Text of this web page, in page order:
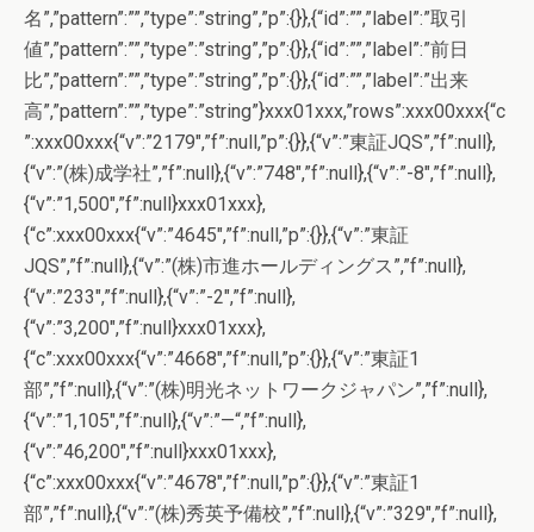
名”,”pattern”:””,”type”:”string”,”p”:{}},{“id”:””,”label”:”取引
値”,”pattern”:””,”type”:”string”,”p”:{}},{“id”:””,”label”:”前日
比”,”pattern”:””,”type”:”string”,”p”:{}},{“id”:””,”label”:”出来
高”,”pattern”:””,”type”:”string”}xxx01xxx,”rows”:xxx00xxx{“c
”:xxx00xxx{“v”:”2179″,”f”:null,”p”:{}},{“v”:”東証JQS”,”f”:null},
{“v”:”(株)成学社”,”f”:null},{“v”:”748″,”f”:null},{“v”:”-8″,”f”:null},
{“v”:”1,500″,”f”:null}xxx01xxx},
{“c”:xxx00xxx{“v”:”4645″,”f”:null,”p”:{}},{“v”:”東証
JQS”,”f”:null},{“v”:”(株)市進ホールディングス”,”f”:null},
{“v”:”233″,”f”:null},{“v”:”-2″,”f”:null},
{“v”:”3,200″,”f”:null}xxx01xxx},
{“c”:xxx00xxx{“v”:”4668″,”f”:null,”p”:{}},{“v”:”東証1
部”,”f”:null},{“v”:”(株)明光ネットワークジャパン”,”f”:null},
{“v”:”1,105″,”f”:null},{“v”:”—“,”f”:null},
{“v”:”46,200″,”f”:null}xxx01xxx},
{“c”:xxx00xxx{“v”:”4678″,”f”:null,”p”:{}},{“v”:”東証1
部”,”f”:null},{“v”:”(株)秀英予備校”,”f”:null},{“v”:”329″,”f”:null},